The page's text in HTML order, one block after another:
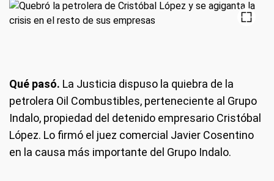
Qué pasó. La Justicia dispuso la quiebra de la
petrolera Oil Combustibles, perteneciente al Grupo
Indalo, propiedad del detenido empresario Cristóbal
López. Lo firmó el juez comercial Javier Cosentino
en la causa más importante del Grupo Indalo.